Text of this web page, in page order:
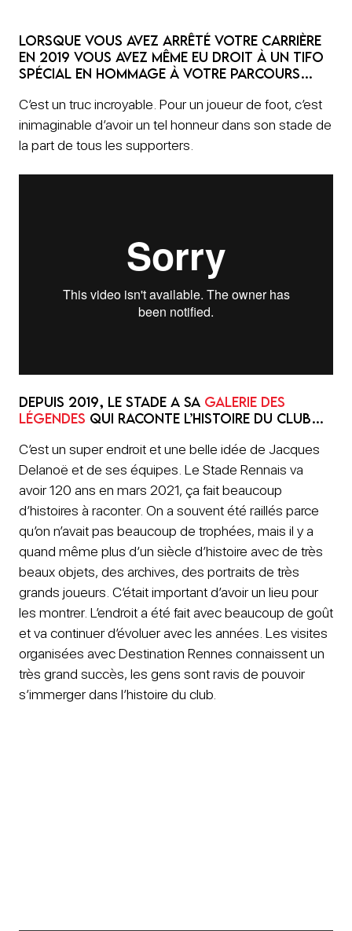
Lorsque vous avez arrêté votre carrière
en 2019 vous avez même eu droit à un tifo
spécial en hommage à votre parcours…
C’est un truc incroyable. Pour un joueur de foot, c’est
inimaginable d’avoir un tel honneur dans son stade de
la part de tous les supporters.
Depuis 2019, le stade a sa Galerie des
Légendes qui raconte l’histoire du club…
C’est un super endroit et une belle idée de Jacques
Delanoë et de ses équipes. Le Stade Rennais va
avoir 120 ans en mars 2021, ça fait beaucoup
d’histoires à raconter. On a souvent été raillés parce
qu’on n’avait pas beaucoup de trophées, mais il y a
quand même plus d’un siècle d’histoire avec de très
beaux objets, des archives, des portraits de très
grands joueurs. C’était important d’avoir un lieu pour
les montrer. L’endroit a été fait avec beaucoup de goût
et va continuer d’évoluer avec les années. Les visites
organisées avec Destination Rennes connaissent un
très grand succès, les gens sont ravis de pouvoir
s’immerger dans l’histoire du club.